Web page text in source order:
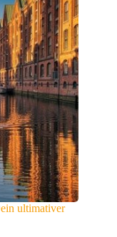
ultimativer